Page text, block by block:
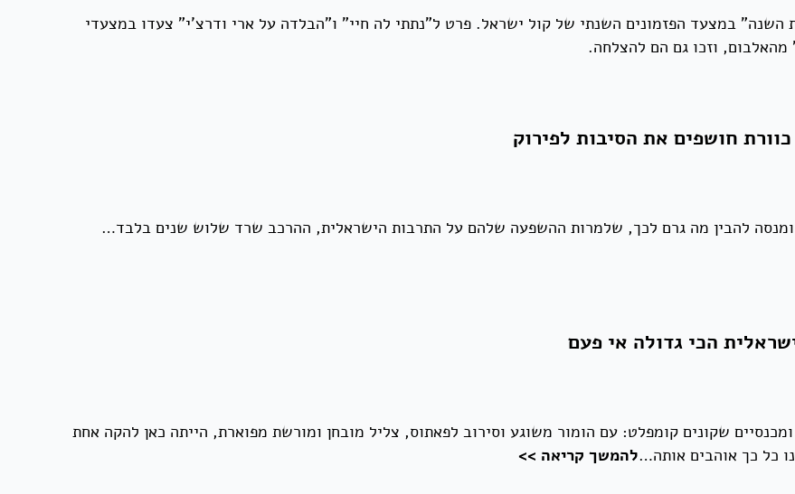
השנה" במצעד הפזמונים השנתי של קול ישראל. פרט ל"נתתי לה חיי" ו"הבלדה על ארי ודרצ'י" צעדו במצעדי
וזכו גם הם להצלחה.
חושפים את הסיבות לפירוק
ומנסה להבין מה גרם לכך, שלמרות ההשפעה שלהם על התרבות הישראלית, ההרכב שרד שלוש שנים בלבד…
הכי גדולה אי פעם
שקונים קומפלט: עם הומור משוגע וסירוב לפאתוס, צליל מובחן ומורשת מפוארת, הייתה כאן להקה אחת
כל כך אוהבים אותה…להמשך קריאה >>